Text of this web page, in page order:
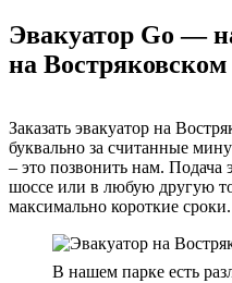
Эвакуатор Go —
на
Заказать эвакуатор на
буквально за считанные
– это позвонить нам. Подача
шоссе или в любую другую
максимально короткие сроки.
В нашем парке есть